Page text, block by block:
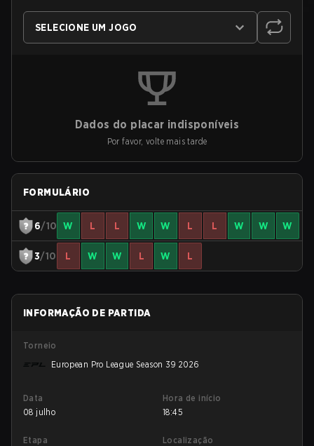
SELECIONE UM JOGO
Dados do placar indisponíveis
Por favor, volte mais tarde
FORMULÁRIO
6/10 W L L W W L L W W W
3/10 L W W L W L
INFORMAÇÃO DE PARTIDA
Torneio
European Pro League Season 39 2026
Data
08 julho
Hora de início
18:45
Etapa
Localização